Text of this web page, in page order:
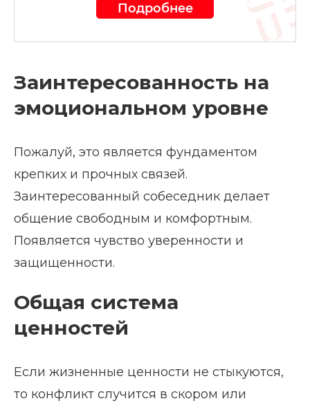
Подробнее
Заинтересованность на
эмоциональном уровне
Пожалуй, это является фундаментом
крепких и прочных связей.
Заинтересованный собеседник делает
общение свободным и комфортным.
Появляется чувство уверенности и
защищенности.
Общая система
ценностей
Если жизненные ценности не стыкуются,
то конфликт случится в скором или